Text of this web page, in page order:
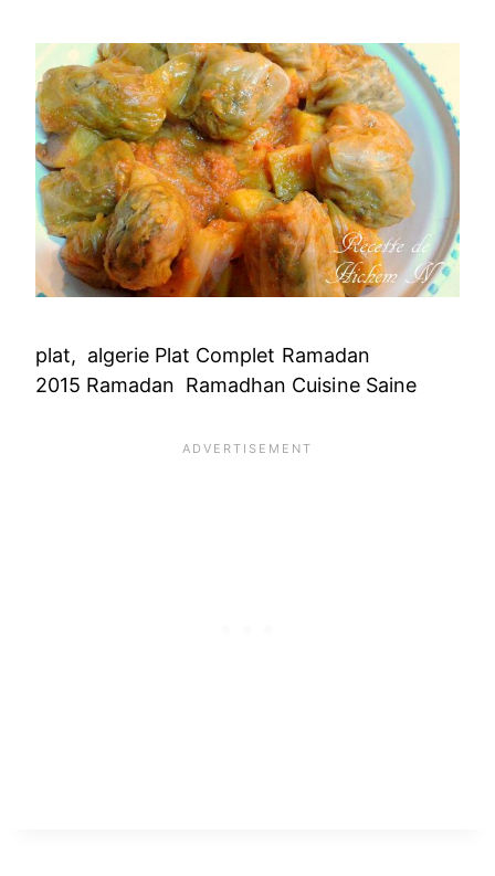
plat, algerie Plat Complet Ramadan
2015 Ramadan Ramadhan Cuisine Saine